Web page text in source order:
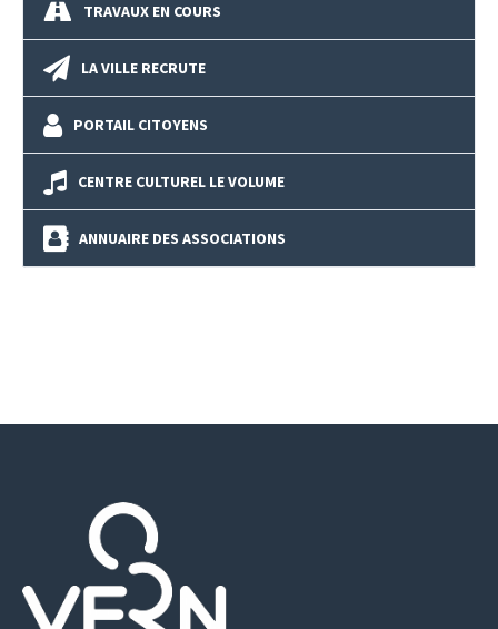
TRAVAUX EN COURS
LA VILLE RECRUTE
PORTAIL CITOYENS
CENTRE CULTUREL LE VOLUME
ANNUAIRE DES ASSOCIATIONS